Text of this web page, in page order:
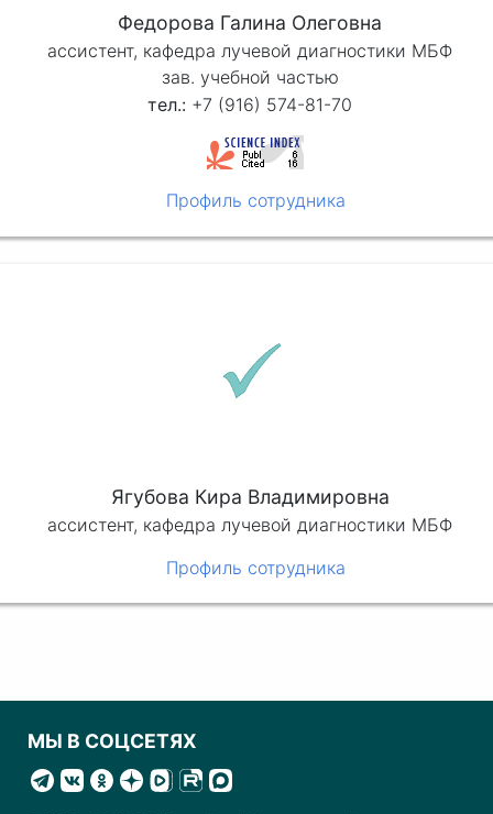
Федорова Галина Олеговна
ассистент, кафедра лучевой диагностики МБФ
зав. учебной частью
+7 (916) 574-81-70
Профиль сотрудника
Ягубова Кира Владимировна
ассистент, кафедра лучевой диагностики МБФ
Профиль сотрудника
МЫ В СОЦСЕТЯХ